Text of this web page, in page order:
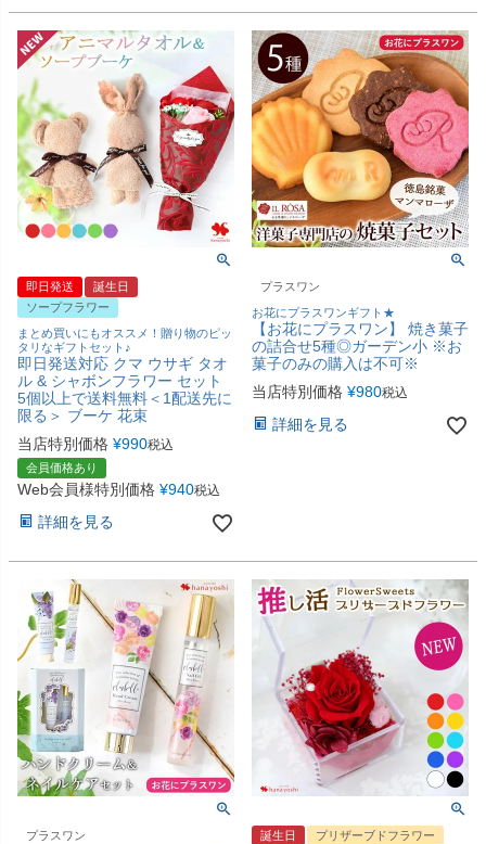
即日発送
誕生日
ソープフラワー
まとめ買いにもオススメ！贈り物のピッ
タリなギフトセット♪
即日発送対応 クマ ウサギ タオ
ル & シャボンフラワー セット
5個以上で送料無料＜1配送先に
限る＞ ブーケ 花束
当店特別価格 ¥990税込
会員価格あり
Web会員様特別価格 ¥940税込
詳細を見る
プラスワン
お花にプラスワンギフト★
【お花にプラスワン】 焼き菓子
の詰合せ5種◎ガーデン小 ※お
菓子のみの購入は不可※
当店特別価格 ¥980税込
詳細を見る
プラスワン
誕生日
プリザーブドフラワー